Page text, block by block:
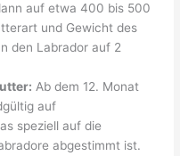
auf etwa 400 bis 500
und Gewicht des
den Labrador auf 2
Ab dem 12. Monat
auf
speziell auf die
abgestimmt ist.